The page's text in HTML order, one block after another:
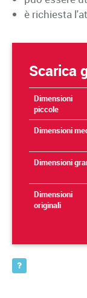
è richiesta
Scarica
Dimensioni
piccole
Dimensioni
Dimensioni
Dimensioni
originali